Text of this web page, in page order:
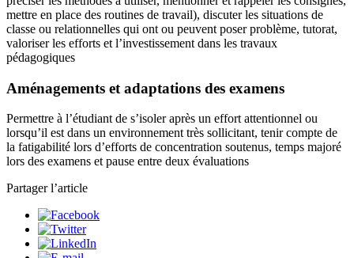
mettre en place des routines de travail), discuter les situations de
classe ou relationnelles qui ont ou peuvent poser problème, tutorat,
valoriser les efforts et l’investissement dans les travaux
pédagogiques
Aménagements et adaptations des examens
Permettre à l’étudiant de s’isoler après un effort attentionnel ou
lorsqu’il est dans un environnement très sollicitant, tenir compte de
la fatigabilité lors d’efforts de concentration soutenus, temps majoré
lors des examens et pause entre deux évaluations
Partager l’article